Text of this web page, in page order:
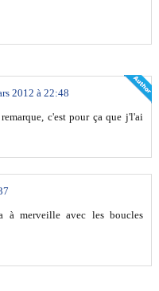
2012 à 22:48
c'est pour ça que j'l'ai
merveille avec les boucles